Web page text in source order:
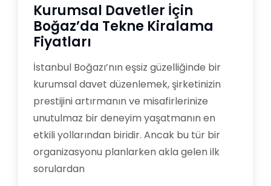
Kurumsal Davetler İçin
Boğaz’da Tekne Kiralama
Fiyatları
İstanbul Boğazı’nın eşsiz güzelliğinde bir
kurumsal davet düzenlemek, şirketinizin
prestijini artırmanın ve misafirlerinize
unutulmaz bir deneyim yaşatmanın en
etkili yollarından biridir. Ancak bu tür bir
organizasyonu planlarken akla gelen ilk
sorulardan